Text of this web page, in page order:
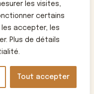
les visites,
certains
les accepter, les
Plus de détails
Tout accepter